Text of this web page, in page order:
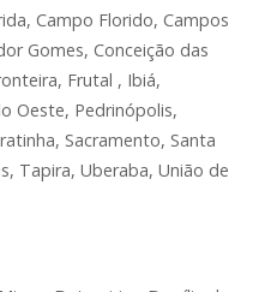
Campo Florido, Campos
Gomes, Conceição das
Frutal , Ibiá,
Oeste, Pedrinópolis,
Sacramento, Santa
Tapira, Uberaba, União de